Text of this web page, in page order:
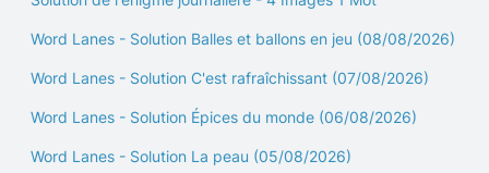
Word Lanes - Solution Balles et ballons en jeu (08/08/2026)
Word Lanes - Solution C'est rafraîchissant (07/08/2026)
Word Lanes - Solution Épices du monde (06/08/2026)
Word Lanes - Solution La peau (05/08/2026)